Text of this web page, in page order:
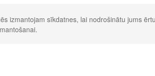
izmantojam sīkdatnes, lai nodrošinātu jums